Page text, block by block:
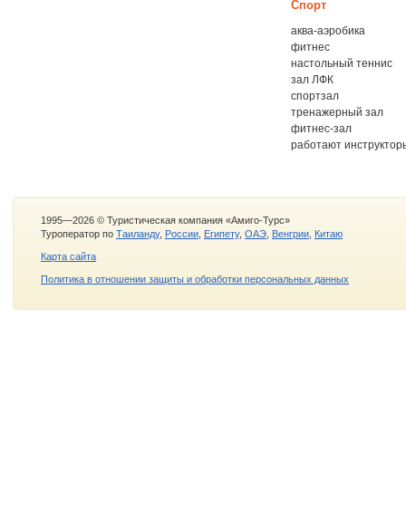
Спорт
аква-аэробика
фитнес
настольный теннис
зал ЛФК
спортзал
тренажерный зал
фитнес-зал
работают
1995—2026 © Туристическая компания «Амиго-Турс»
Туроператор по Таиланду, России Египету, ОАЭ Венгрии Китаю
Карта сайта
Политика в отношении защиты и обработки персональных данных